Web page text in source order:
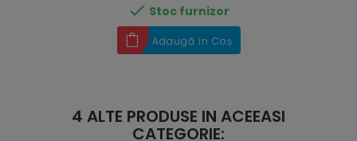
 Stoc furnizor
Adaugă în Coș
4 ALTE PRODUSE IN ACEEASI
CATEGORIE: